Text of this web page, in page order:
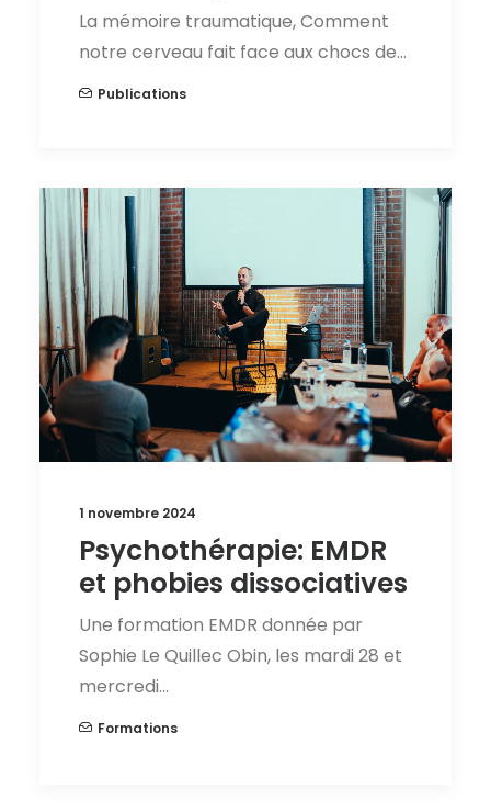
La mémoire traumatique, Comment
notre cerveau fait face aux chocs de…
Publications
1 novembre 2024
Psychothérapie: EMDR
et phobies dissociatives
Une formation EMDR donnée par
Sophie Le Quillec Obin, les mardi 28 et
mercredi…
Formations